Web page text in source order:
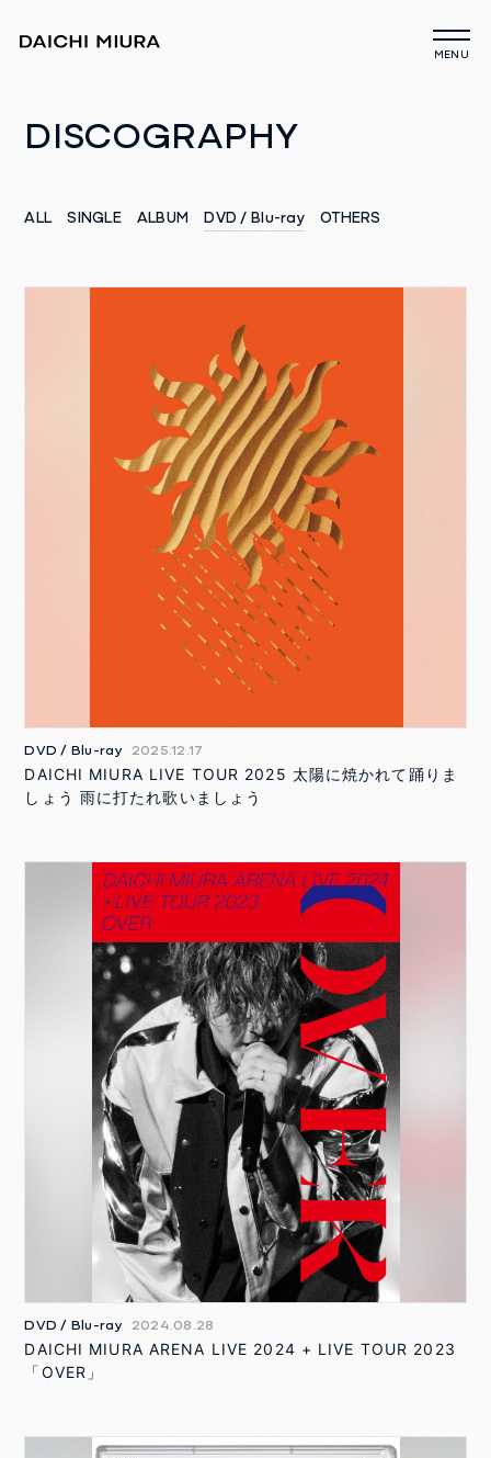
DISCOGRAPHY
ALL SINGLE ALBUM DVD / Blu-ray OTHERS
DVD / Blu-ray 2025.12.17
DAICHI MIURA LIVE TOUR 2025 太陽に焼かれて踊りま
しょう ⾬に打たれ歌いましょう
DVD / Blu-ray 2024.08.28
DAICHI MIURA ARENA LIVE 2024 + LIVE TOUR 2023
「OVER」